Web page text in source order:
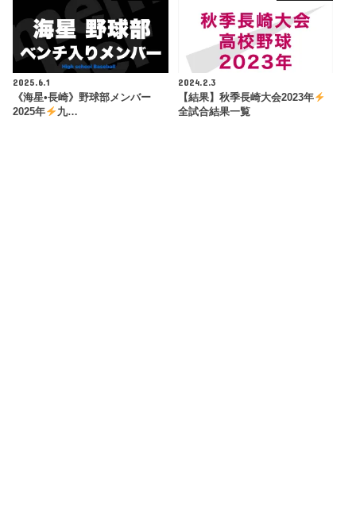
2025.6.1
《海星•長崎》野球部メンバー
2025年
九…
2024.2.3
【結果】秋季長崎大会2023年
全試合結果一覧